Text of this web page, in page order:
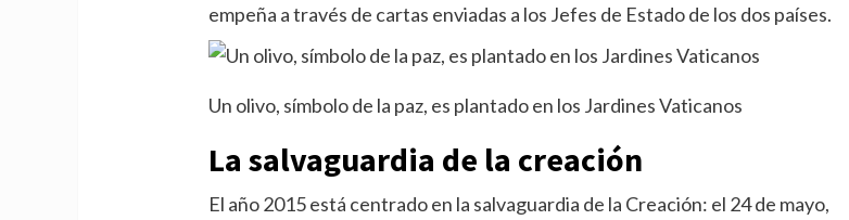
empeña a través de cartas enviadas a los Jefes de Estado de los dos países.
Un olivo, símbolo de la paz, es plantado en los Jardines Vaticanos
La salvaguardia de la creación
El año 2015 está centrado en la salvaguardia de la Creación: el 24 de mayo,